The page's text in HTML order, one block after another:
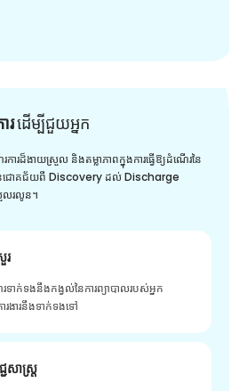
រដើម្បី​ជួយ​អ្នក
ដ៏ងាយស្រួល និងតម្លាភាពក្នុងការធ្វើឱ្យដំណើរនៃ
ានជោគជ័យពី Discovery ដល់ Discharge
លរលូន។
រ
ទាក់ទងនឹងកង្វល់នៃការព្យាបាលរបស់អ្នក
ងារនឹងទាក់ទងទៅ
ជសាស្ត្រ